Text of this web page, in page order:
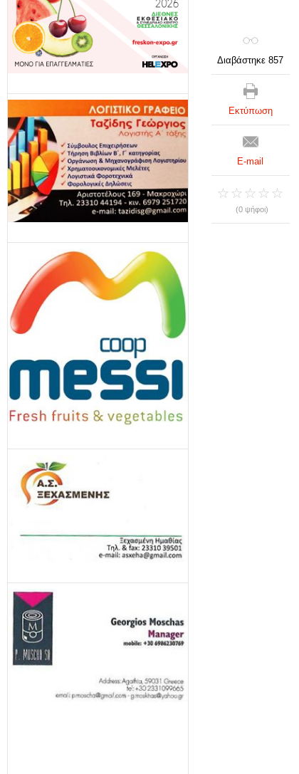
Διαβάστηκε 857
Εκτύπωση
E-mail
(0 ψήφοι)